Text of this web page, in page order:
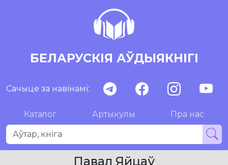
БЕЛАРУСКІЯ АЎДЫЯКНІГІ
Сачыце за навінамі:
Каталог Артыкулы Пра нас
Павал Яйцаў